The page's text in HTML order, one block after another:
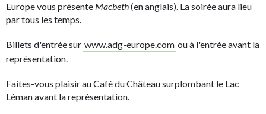
Europe vous présente Macbeth(en anglais). La soirée aura lieu
par tous les temps.
Billets d'entrée sur www.adg-europe.com ou à l'entrée avant la
représentation.
Faites-vous plaisir au Café du Château surplombant le Lac
Lémanavant la représentation.